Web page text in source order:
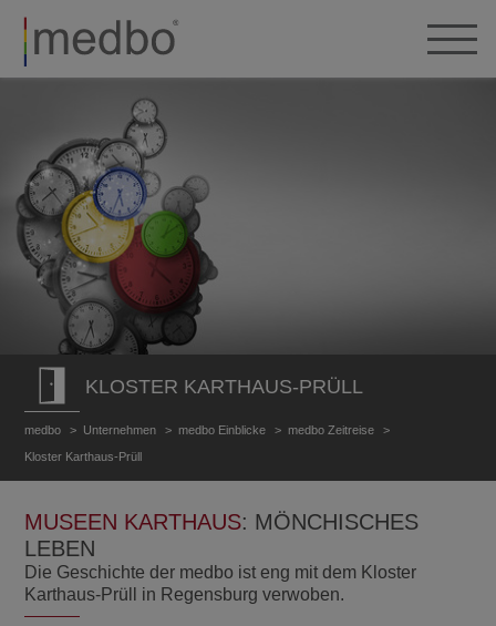
KLOSTER KARTHAUS-PRÜLL
medbo Unternehmen medbo Einblicke
medbo Zeitreise
Kloster Karthaus-Prüll
MUSEEN KARTHAUS: MÖNCHISCHES
LEBEN
Die Geschichte der medbo ist eng mit dem Kloster
Karthaus-Prüll in Regensburg verwoben.